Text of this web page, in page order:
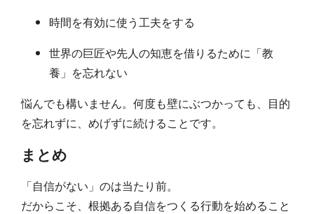
時間を有効に使う工夫をする
世界の巨匠や先人の知恵を借りるために「教
養」を忘れない
悩んでも構いません。何度も壁にぶつかっても、目的
を忘れずに、めげずに続けることです。
まとめ
「自信がない」のは当たり前。
だからこそ、根拠ある自信をつくる行動を始めること